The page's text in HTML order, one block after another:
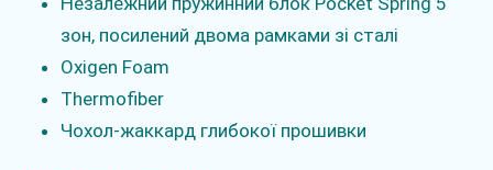
зон, посилений двома рамками зі сталі
Oxigen Foam
Thermofiber
Чохол-жаккард глибокої прошивки